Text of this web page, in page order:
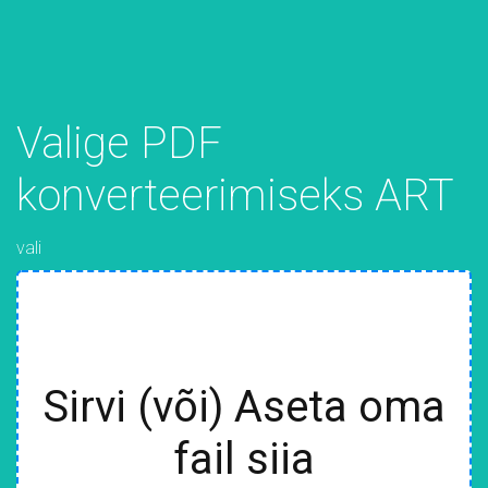
Valige PDF
konverteerimiseks ART
vali
Sirvi (või) Aseta oma
fail siia